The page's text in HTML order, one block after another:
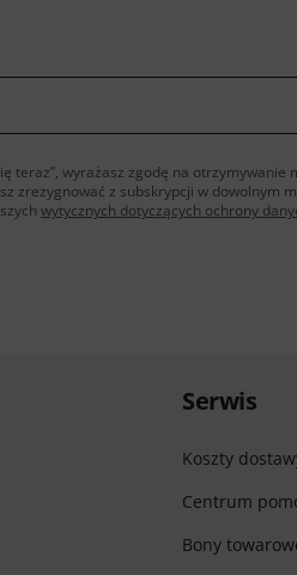
teraz”, wyrażasz zgodę na
zrezygnować z subskrypcji w dowolnym
wytycznych dotyczących ochrony
Serwis
Koszty
Centrum
Bony